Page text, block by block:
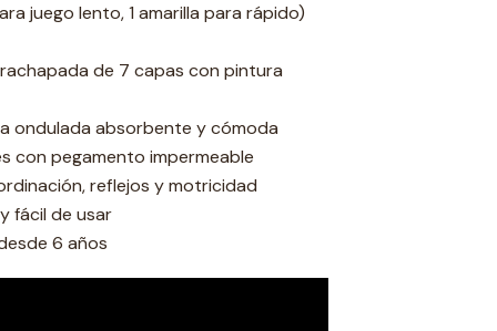
juego lento, 1 amarilla para rápido)
de 7 capas con pintura
ondulada absorbente y cómoda
con pegamento impermeable
reflejos y motricidad
fácil de usar
6 años